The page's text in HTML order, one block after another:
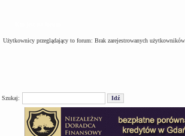
Użytkownicy przeglądający to forum: Brak zarejestrowanych
Szukaj: